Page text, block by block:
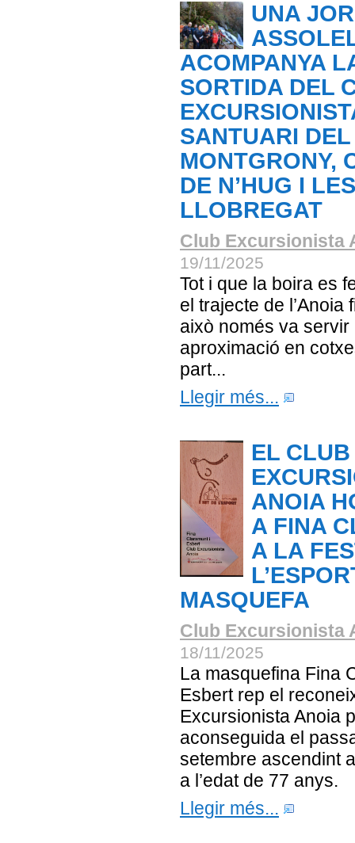
UNA
ACOMPANYA
SORTIDA DEL
SANTUARI DEL
MONTGRONY,
DE N’HUG I
LLOBREGAT
Club Excursionista
19/11/2025
Tot i que la boira es
el trajecte de l’Anoia
això només va
aproximació en
part...
Llegir més...
EL CLUB
ANOIA
A FINA
A LA
MASQUEFA
Club Excursionista
18/11/2025
La masquefina Fina
Esbert rep el
Excursionista Anoia
aconseguida el
setembre ascendint
a l’edat de 77 anys.
Llegir més...